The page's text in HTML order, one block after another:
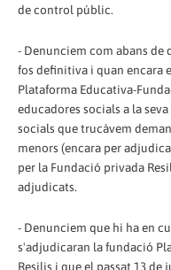
de control públic.
- Denunciem com abans
fos definitiva i quan encara
Plataforma Educativa-
educadores socials a la
socials que trucàvem
menors (encara per
per la Fundació privada
adjudicats.
- Denunciem que hi ha en
s'adjudicaran la fundació
Resilis i que el passat 13 de